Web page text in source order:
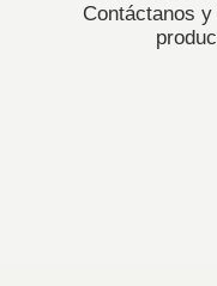
Contáctanos